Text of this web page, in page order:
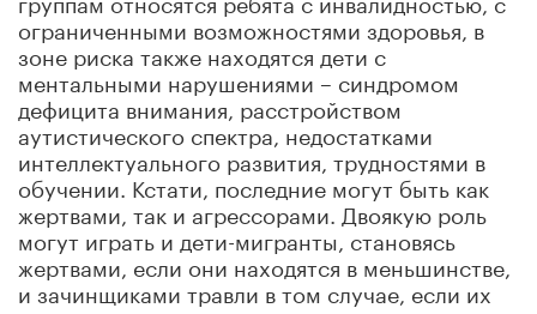
ограниченными возможностями здоровья, в
зоне риска также находятся дети с
ментальными нарушениями – синдромом
дефицита внимания, расстройством
аутистического спектра, недостатками
интеллектуального развития, трудностями в
обучении. Кстати, последние могут быть как
жертвами, так и агрессорами. Двоякую роль
могут играть и дети-мигранты, становясь
жертвами, если они находятся в меньшинстве,
и зачинщиками травли в том случае, если их